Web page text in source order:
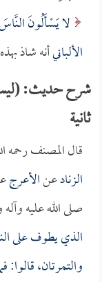
لا يَسْأَلُونَ
الألبانيأنه شاذ
شرح حديث:
ثانية
قال المصنف رحمه
الزنادعنالأعرج
صلى الله عليه
الذي يطوف على
والتمرتان،